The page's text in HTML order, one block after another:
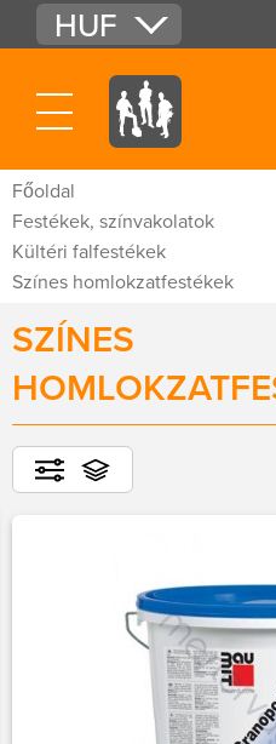
HUF
EUR
USD
Főoldal
Festékek, színvakolatok
Kültéri falfestékek
Színes homlokzatfestékek
SZÍNES